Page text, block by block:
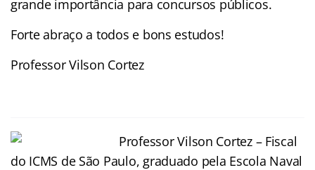
grande importância para concursos públicos.
Forte abraço a todos e bons estudos!
Professor Vilson Cortez
ProfessorVilson Cortez – Fiscal
do ICMS de São Paulo, graduado pela Escola Naval